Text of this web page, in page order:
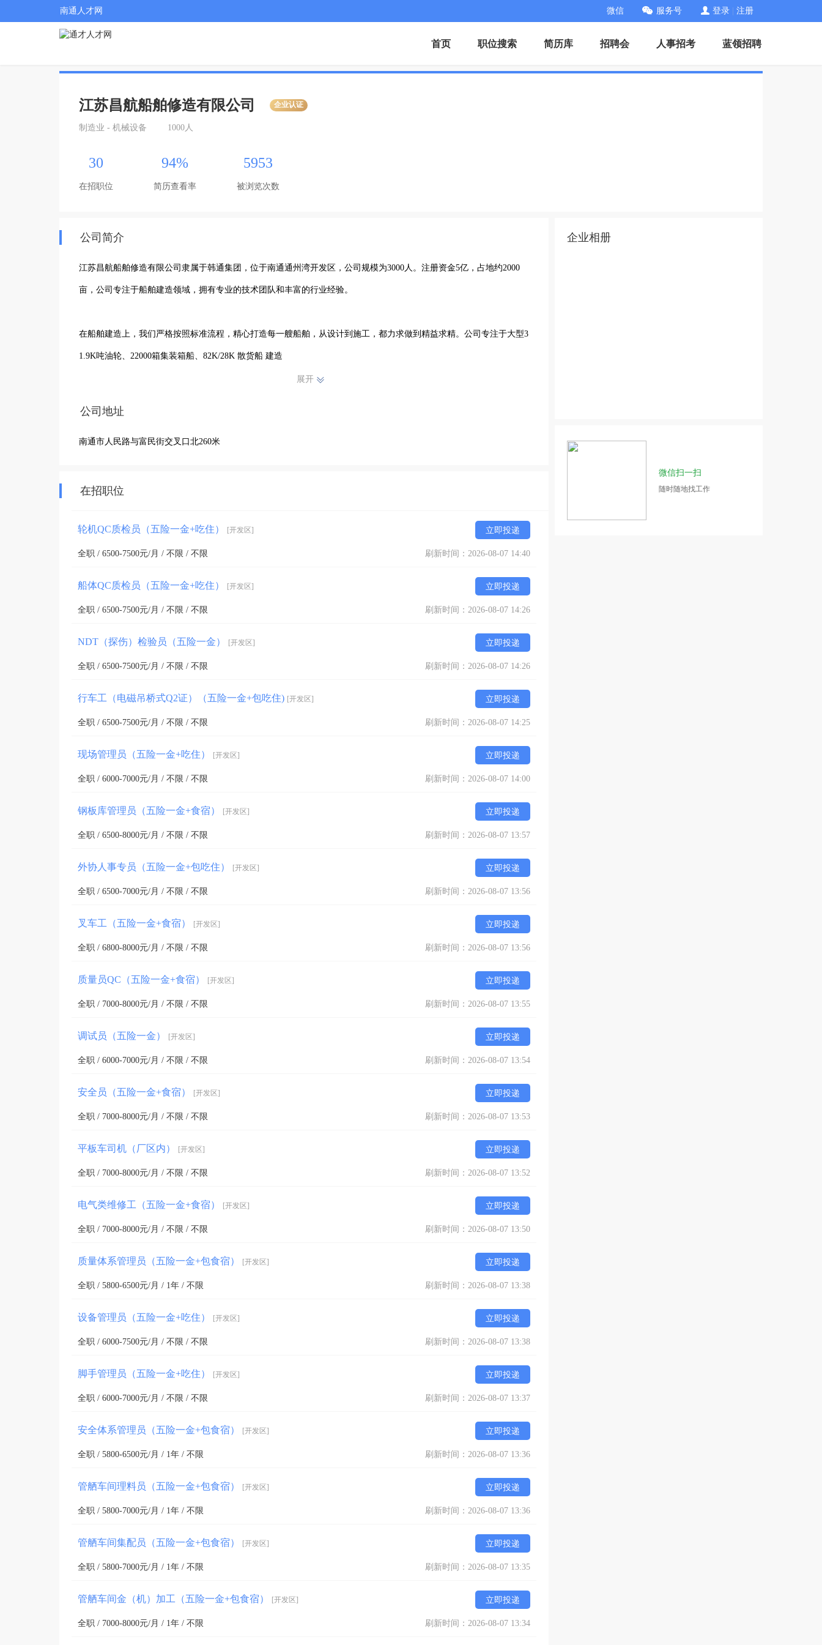
南通人才网 微信 服务号 登录 注册
首页 职位搜索 简历库 招聘会 人事招考 蓝领招聘
江苏昌航船舶修造有限公司 企业认证
制造业 - 机械设备 1000人
30
在招职位
94%
简历查看率
5953
被浏览次数
公司简介
江苏昌航船舶修造有限公司隶属于韩通集团，位于南通通州湾开发区，公司规模为3000人。注册资金5亿，占地约2000
亩，公司专注于船舶建造领域，拥有专业的技术团队和丰富的行业经验。
在船舶建造上，我们严格按照标准流程，精心打造每一艘船舶，从设计到施工，都力求做到精益求精。公司专注于大型3
1.9K吨油轮、22000箱集装箱船、82K/28K 散货船 建造
展。我们致力于成为船舶修造行业的优秀企业，为通州区乃至整个船舶行业的发展贡献力量，与合作伙伴携手共进，共创
展开
公司地址
南通市人民路与富民街交叉口北260米
在招职位
轮机QC质检员（五险一金+吃住） [开发区] 立即投递
全职 / 6500-7500元/月 / 不限 / 不限 刷新时间：2026-08-07 14:40
船体QC质检员（五险一金+吃住） [开发区] 立即投递
全职 / 6500-7500元/月 / 不限 / 不限 刷新时间：2026-08-07 14:26
NDT（探伤）检验员（五险一金） [开发区] 立即投递
全职 / 6500-7500元/月 / 不限 / 不限 刷新时间：2026-08-07 14:26
行车工（电磁吊桥式Q2证）（五险一金+包吃住) [开发区] 立即投递
全职 / 6500-7500元/月 / 不限 / 不限 刷新时间：2026-08-07 14:25
现场管理员（五险一金+吃住） [开发区] 立即投递
全职 / 6000-7000元/月 / 不限 / 不限 刷新时间：2026-08-07 14:00
钢板库管理员（五险一金+食宿） [开发区] 立即投递
全职 / 6500-8000元/月 / 不限 / 不限 刷新时间：2026-08-07 13:57
外协人事专员（五险一金+包吃住） [开发区] 立即投递
全职 / 6500-7000元/月 / 不限 / 不限 刷新时间：2026-08-07 13:56
叉车工（五险一金+食宿） [开发区] 立即投递
全职 / 6800-8000元/月 / 不限 / 不限 刷新时间：2026-08-07 13:56
质量员QC（五险一金+食宿） [开发区] 立即投递
全职 / 7000-8000元/月 / 不限 / 不限 刷新时间：2026-08-07 13:55
调试员（五险一金） [开发区] 立即投递
全职 / 6000-7000元/月 / 不限 / 不限 刷新时间：2026-08-07 13:54
安全员（五险一金+食宿） [开发区] 立即投递
全职 / 7000-8000元/月 / 不限 / 不限 刷新时间：2026-08-07 13:53
平板车司机（厂区内） [开发区] 立即投递
全职 / 7000-8000元/月 / 不限 / 不限 刷新时间：2026-08-07 13:52
电气类维修工（五险一金+食宿） [开发区] 立即投递
全职 / 7000-8000元/月 / 不限 / 不限 刷新时间：2026-08-07 13:50
质量体系管理员（五险一金+包食宿） [开发区] 立即投递
全职 / 5800-6500元/月 / 1年 / 不限 刷新时间：2026-08-07 13:38
设备管理员（五险一金+吃住） [开发区] 立即投递
全职 / 6000-7500元/月 / 不限 / 不限 刷新时间：2026-08-07 13:38
脚手管理员（五险一金+吃住） [开发区] 立即投递
全职 / 6000-7000元/月 / 不限 / 不限 刷新时间：2026-08-07 13:37
安全体系管理员（五险一金+包食宿） [开发区] 立即投递
全职 / 5800-6500元/月 / 1年 / 不限 刷新时间：2026-08-07 13:36
管舾车间理料员（五险一金+包食宿） [开发区] 立即投递
全职 / 5800-7000元/月 / 1年 / 不限 刷新时间：2026-08-07 13:36
管舾车间集配员（五险一金+包食宿） [开发区] 立即投递
全职 / 5800-7000元/月 / 1年 / 不限 刷新时间：2026-08-07 13:35
管舾车间金（机）加工（五险一金+包食宿） [开发区] 立即投递
全职 / 7000-8000元/月 / 1年 / 不限 刷新时间：2026-08-07 13:34
企业相册
微信扫一扫
随时随地找工作